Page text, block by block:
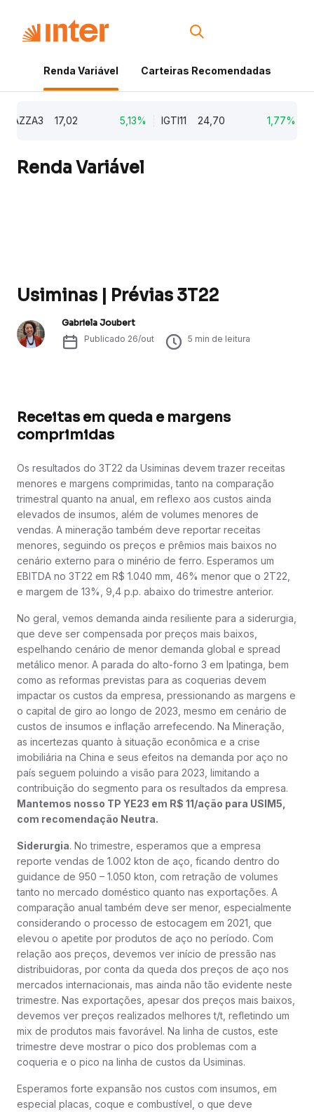
Renda Variável Carteiras Recomendadas
AZZA3 17,02 5,13% IGTI11 24,70 1,77%
Renda Variável
Usiminas | Prévias 3T22
Gabriela Joubert
Publicado 26/out 5 min de leitura
Receitas em queda e margens
comprimidas
Os resultados do 3T22 da Usiminas devem trazer receitas
menores e margens comprimidas, tanto na comparação
trimestral quanto na anual, em reflexo aos custos ainda
elevados de insumos, além de volumes menores de
vendas. A mineração também deve reportar receitas
menores, seguindo os preços e prêmios mais baixos no
cenário externo para o minério de ferro. Esperamos um
EBITDA no 3T22 em R$ 1.040 mm, 46% menor que o 2T22,
e margem de 13%, 9,4 p.p. abaixo do trimestre anterior.
No geral, vemos demanda ainda resiliente para a siderurgia,
que deve ser compensada por preços mais baixos,
espelhando cenário de menor demanda global e spread
metálico menor. A parada do alto-forno 3 em Ipatinga, bem
como as reformas previstas para as coquerias devem
impactar os custos da empresa, pressionando as margens e
o capital de giro ao longo de 2023, mesmo em cenário de
custos de insumos e inflação arrefecendo. Na Mineração,
as incertezas quanto à situação econômica e a crise
imobiliária na China e seus efeitos na demanda por aço no
país seguem poluindo a visão para 2023, limitando a
contribuição do segmento para os resultados da empresa.
Mantemos nosso TP YE23 em R$ 11/ação para USIM5,
com recomendação Neutra.
Siderurgia. No trimestre, esperamos que a empresa
reporte vendas de 1.002 kton de aço, ficando dentro do
guidance de 950 – 1.050 kton, com retração de volumes
tanto no mercado doméstico quanto nas exportações. A
comparação anual também deve ser menor, especialmente
considerando o processo de estocagem em 2021, que
elevou o apetite por produtos de aço no período. Com
relação aos preços, devemos ver início de pressão nas
distribuidoras, por conta da queda dos preços de aço nos
mercados internacionais, mas ainda não tão evidente neste
trimestre. Nas exportações, apesar dos preços mais baixos,
devemos ver preços realizados melhores t/t, refletindo um
mix de produtos mais favorável. Na linha de custos, este
trimestre deve mostrar o pico dos problemas com a
coqueria e o pico na linha de custos da Usiminas.
Esperamos forte expansão nos custos com insumos, em
especial placas, coque e combustível, o que deve